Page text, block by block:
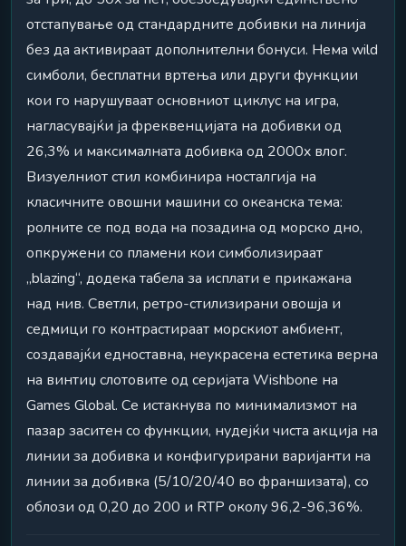
отстапување од стандардните добивки на линија
без да активираат дополнителни бонуси. Нема wild
симболи, бесплатни вртења или други функции
кои го нарушуваат основниот циклус на игра,
нагласувајќи ја фреквенцијата на добивки од
26,3% и максималната добивка од 2000x влог.
Визуелниот стил комбинира носталгија на
класичните овошни машини со океанска тема:
ролните се под вода на позадина од морско дно,
опкружени со пламени кои симболизираат
„blazing“, додека табела за исплати е прикажана
над нив. Светли, ретро-стилизирани овошја и
седмици го контрастираат морскиот амбиент,
создавајќи едноставна, неукрасена естетика верна
на винтиџ слотовите од серијата Wishbone на
Games Global. Се истакнува по минимализмот на
пазар заситен со функции, нудејќи чиста акција на
линии за добивка и конфигурирани варијанти на
линии за добивка (5/10/20/40 во франшизата), со
облози од 0,20 до 200 и RTP околу 96,2-96,36%.